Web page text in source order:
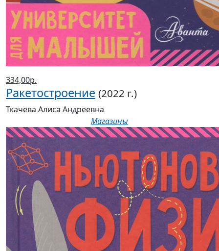
334,00р.
Ракетостроение (2022 г.)
Ткачева Алиса Андреевна
Магазины